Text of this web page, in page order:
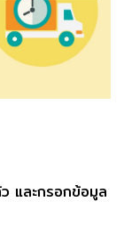
และกรอกข้อมูล